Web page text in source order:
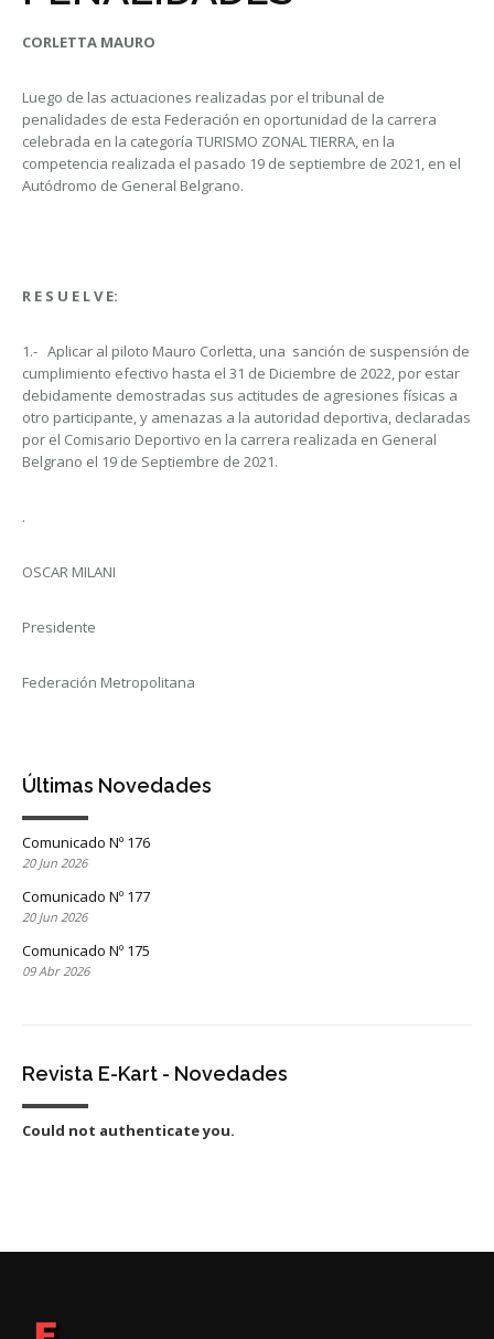
CORLETTA MAURO
Luego de las actuaciones realizadas por el tribunal de
penalidades de esta Federación en oportunidad de la carrera
celebrada en la categoría TURISMO ZONAL TIERRA, en la
competencia realizada el pasado 19 de septiembre de 2021, en el
Autódromo de General Belgrano.
R E S U E L V E:
1.- Aplicar al piloto Mauro Corletta, una sanción de suspensión de
cumplimiento efectivo hasta el 31 de Diciembre de 2022, por estar
debidamente demostradas sus actitudes de agresiones físicas a
otro participante, y amenazas a la autoridad deportiva, declaradas
por el Comisario Deportivo en la carrera realizada en General
Belgrano el 19 de Septiembre de 2021.
.
OSCAR MILANI
Presidente
Federación Metropolitana
Últimas Novedades
Comunicado Nº 176
20 Jun 2026
Comunicado Nº 177
20 Jun 2026
Comunicado Nº 175
09 Abr 2026
Revista E-Kart - Novedades
Could not authenticate you.